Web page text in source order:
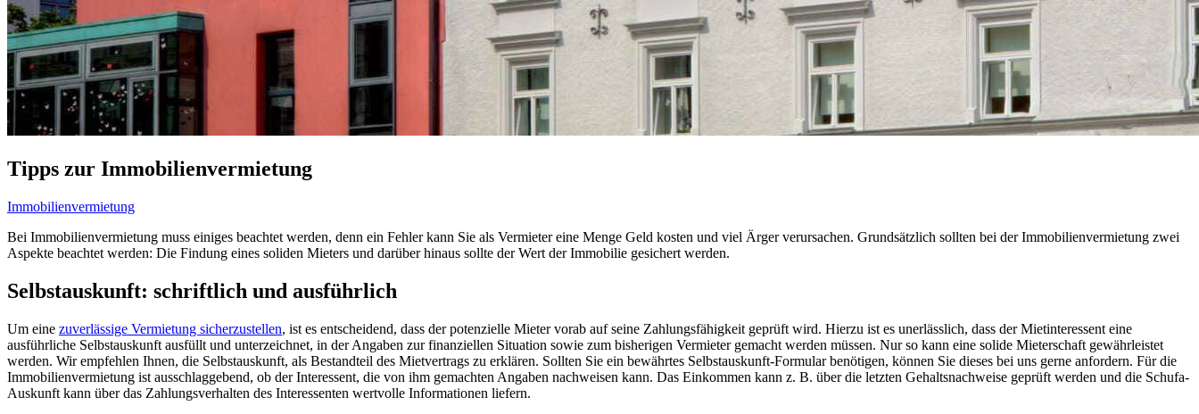
Tipps zur Immobilienvermietung
Immobilienvermietung
Bei Immobilienvermietung muss einiges beachtet werden, denn ein Fehler kann Sie als Vermieter eine Menge Geld kosten und viel Ärger verursachen. Grundsätzlich sollten bei der Immobilienvermietung zwei
Aspekte beachtet werden: Die Findung eines soliden Mieters und darüber hinaus sollte der Wert der Immobilie gesichert werden.
Selbstauskunft: schriftlich und ausführlich
Um eine zuverlässige Vermietung sicherzustellen, ist es entscheidend, dass der potenzielle Mieter vorab auf seine Zahlungsfähigkeit geprüft wird. Hierzu ist es unerlässlich, dass der Mietinteressent eine
ausführliche Selbstauskunft ausfüllt und unterzeichnet, in der Angaben zur finanziellen Situation sowie zum bisherigen Vermieter gemacht werden müssen. Nur so kann eine solide Mieterschaft gewährleistet
werden. Wir empfehlen Ihnen, die Selbstauskunft, als Bestandteil des Mietvertrags zu erklären. Sollten Sie ein bewährtes Selbstauskunft-Formular benötigen, können Sie dieses bei uns gerne anfordern. Für die
Immobilienvermietung ist ausschlaggebend, ob der Interessent, die von ihm gemachten Angaben nachweisen kann. Das Einkommen kann z. B. über die letzten Gehaltsnachweise geprüft werden und die Schufa-
Auskunft kann über das Zahlungsverhalten des Interessenten wertvolle Informationen liefern.